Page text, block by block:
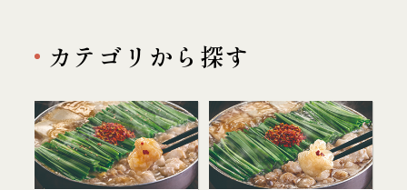
カテゴリから探す